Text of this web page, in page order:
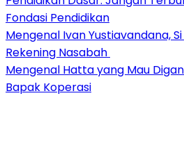
Fondasi Pendidikan
Mengenal Ivan Yustiavandana,
Rekening Nasabah
Mengenal Hatta yang Mau
Bapak Koperasi